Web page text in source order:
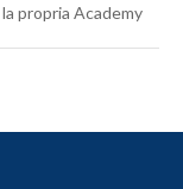
propria Academy